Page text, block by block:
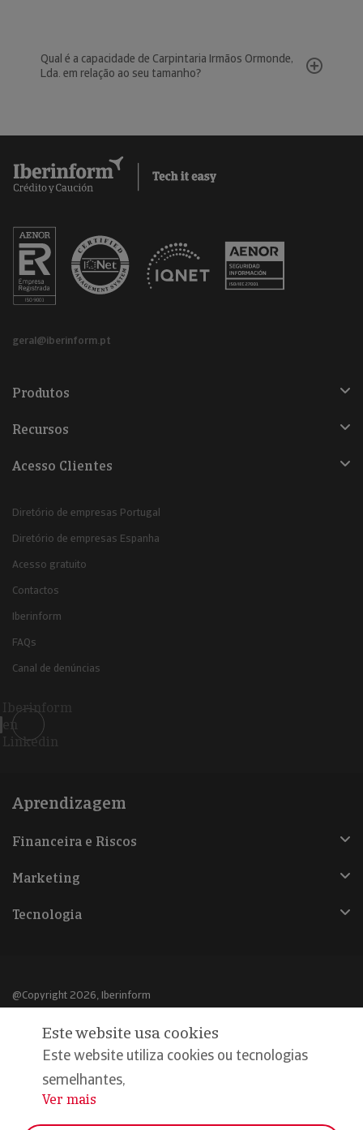
Qual é a capacidade de Carpintaria Irmãos Ormonde,
Lda. em relação ao seu tamanho?
geral@iberinform.pt
Produtos
Recursos
Acesso Clientes
Diretório de empresas Portugal
Diretório de empresas Espanha
Acesso gratuito
Contactos
Iberinform
FAQs
Canal de denúncias
Iberinform
en
Linkedin
Aprendizagem
Financeira e Riscos
Marketing
Tecnologia
@Copyright 2026, Iberinform
Aviso legal
Política de cookies
Declaração de privacidade
Este website usa cookies
Este website utiliza cookies ou tecnologias
semelhantes,
...
Ver mais